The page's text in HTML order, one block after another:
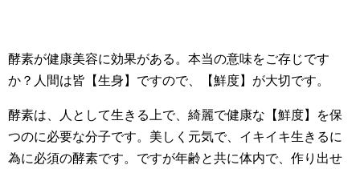
酵素が健康美容に効果がある。本当の意味をご存じです
か？人間は皆【生身】ですので、【鮮度】が大切です。
酵素は、人として生きる上で、綺麗で健康な【鮮度】を保
つのに必要な分子です。美しく元気で、イキイキ生きるに
為に必須の酵素です。ですが年齢と共に体内で、作り出せ